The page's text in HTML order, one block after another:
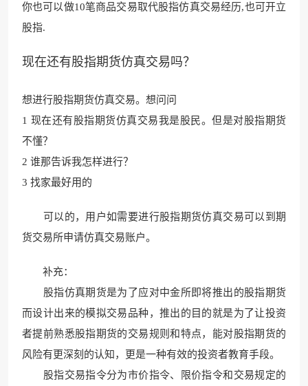
你也可以做10笔商品交易取代股指仿真交易经历,也可开立
股指.
现在还有股指期货仿真交易吗？
想进行股指期货仿真交易。想问问
1 现在还有股指期货仿真交易我是股民。但是对股指期货
不懂？
2 谁那告诉我怎样进行？
3 找家最好用的
可以的，用户如需要进行股指期货仿真交易可以到期
货交易所申请仿真交易账户。
补充：
股指仿真期货是为了应对中金所即将推出的股指期货
而设计出来的模拟交易品种，推出的目的就是为了让投资
者提前熟悉股指期货的交易规则和特点，能对股指期货的
风险有更深刻的认知，更是一种有效的投资者教育手段。
股指交易指令分为市价指令、限价指令和交易规定的